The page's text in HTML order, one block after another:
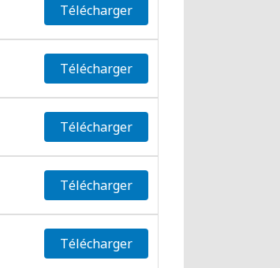
Télécharger
Télécharger
Télécharger
Télécharger
Télécharger